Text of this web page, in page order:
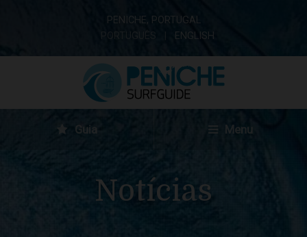
PENICHE, PORTUGAL
ENGLISH
Guia Menu
Notícias